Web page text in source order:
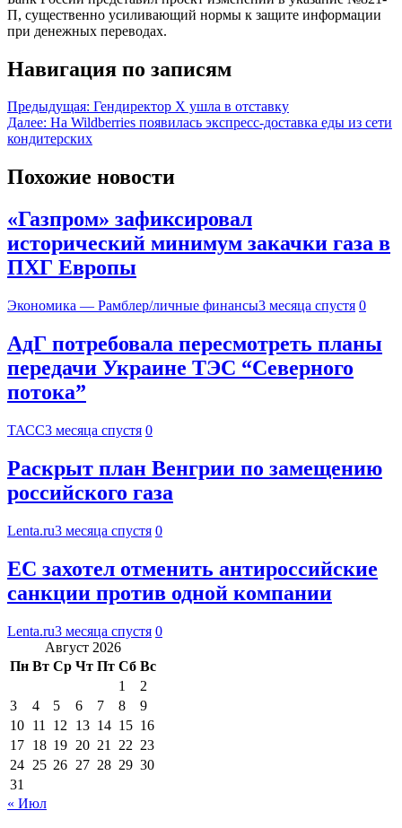
П, существенно усиливающий нормы к защите информации
при денежных переводах.
Навигация по записям
Предыдущая: Гендиректор X ушла в отставку
Далее: На Wildberries появилась экспресс-доставка еды из сети
кондитерских
Похожие новости
«Газпром» зафиксировал
исторический минимум закачки газа в
ПХГ Европы
Экономика — Рамблер/личные финансы3 месяца спустя 0
АдГ потребовала пересмотреть планы
передачи Украине ТЭС “Северного
потока”
ТАСС3 месяца спустя 0
Раскрыт план Венгрии по замещению
российского газа
Lenta.ru3 месяца спустя 0
ЕС захотел отменить антироссийские
санкции против одной компании
Lenta.ru3 месяца спустя 0
Август 2026
Пн Вт Ср Чт Пт Сб Вс
1
2
3
4 5 6 7 8
9
10 11 12 13 14 15 16
17 18 19 20 21 22 23
24 25 26 27 28 29 30
31
« Июл